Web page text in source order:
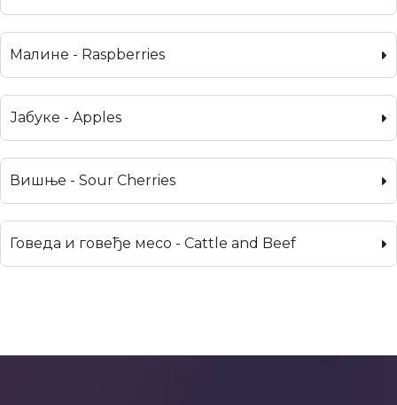
Малине - Raspberries
Јабуке - Apples
Вишње - Sour Cherries
Говеда и говеђе месо - Cattle and Beef